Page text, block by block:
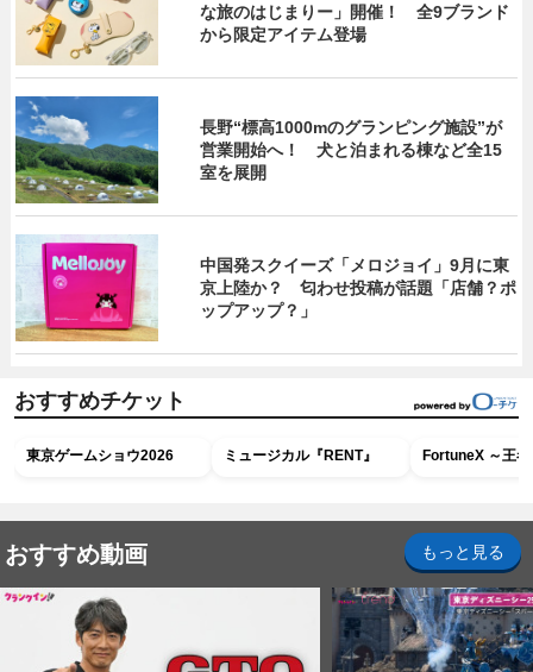
な旅のはじまりー」開催！ 全9ブランド
から限定アイテム登場
長野“標高1000mのグランピング施設”が
営業開始へ！ 犬と泊まれる棟など全15
室を展開
中国発スクイーズ「メロジョイ」9月に東
京上陸か？ 匂わせ投稿が話題「店舗？ポ
ップアップ？」
おすすめチケット
東京ゲームショウ2026 ミュージカル『RENT』 FortuneX ～王
おすすめ動画 もっと見る